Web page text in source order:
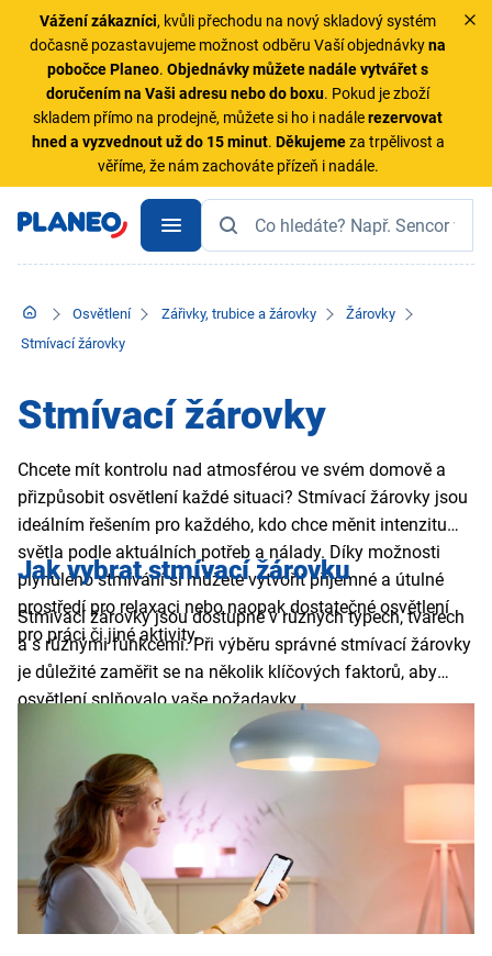
Vážení zákazníci, kvůli přechodu na nový skladový systém
dočasně pozastavujeme možnost odběru Vaší objednávkyna
pobočce Planeo.Objednávky můžete nadále vytvářet s
doručením na Vaši adresu nebo do boxu. Pokud je zboží
skladem přímo na prodejně, můžete si ho i nadálerezervovat
hned a vyzvednout už do 15 minut. Děkujemeza trpělivost a
věříme, že nám zachováte přízeň i nadále.
Osvětlení Zářivky, trubice a žárovky
Žárovky
Stmívací žárovky
Stmívací žárovky
Chcete mít kontrolu nad atmosférou ve svém domově a
přizpůsobit osvětlení každé situaci? Stmívací žárovky jsou
ideálním řešením pro každého, kdo chce měnit intenzitu
světla podle aktuálních potřeb a nálady. Díky možnosti
plynulého stmívání si můžete vytvořit příjemné a útulné
prostředí pro relaxaci nebo naopak dostatečné osvětlení
pro práci či jiné aktivity.
Jak vybrat stmívací žárovku
Stmívací žárovky jsou dostupné v různých typech, tvarech
a s různými funkcemi. Při výběru správné stmívací žárovky
je důležité zaměřit se na několik klíčových faktorů, aby
osvětlení splňovalo vaše požadavky.